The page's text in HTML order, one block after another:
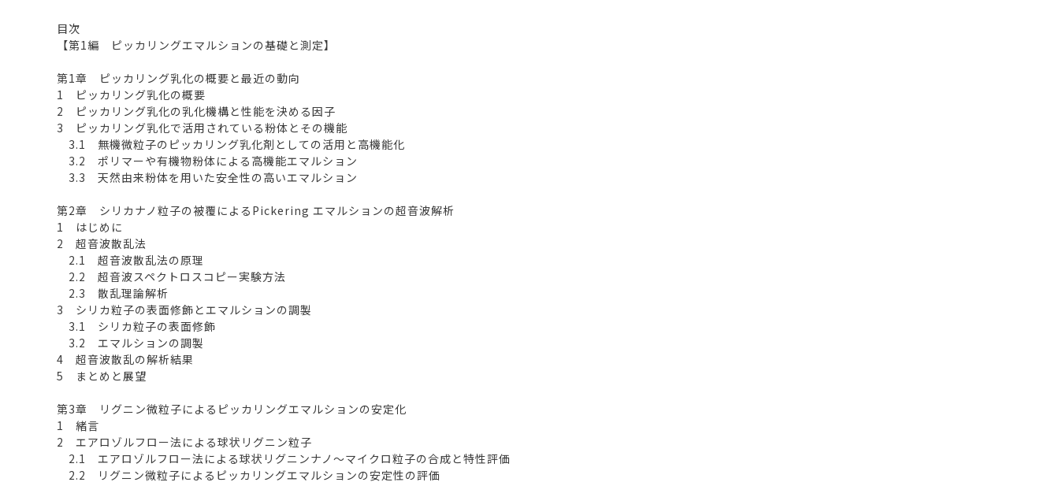
目次
【第1編 ピッカリングエマルションの基礎と測定】
第1章 ピッカリング乳化の概要と最近の動向
1 ピッカリング乳化の概要
2 ピッカリング乳化の乳化機構と性能を決める因子
3 ピッカリング乳化で活用されている粉体とその機能
3.1 無機微粒子のピッカリング乳化剤としての活用と高機能化
3.2 ポリマーや有機物粉体による高機能エマルション
3.3 天然由来粉体を用いた安全性の高いエマルション
第2章 シリカナノ粒子の被覆によるPickering エマルションの超音波解析
1 はじめに
2 超音波散乱法
2.1 超音波散乱法の原理
2.2 超音波スペクトロスコピー実験方法
2.3 散乱理論解析
3 シリカ粒子の表面修飾とエマルションの調製
3.1 シリカ粒子の表面修飾
3.2 エマルションの調製
4 超音波散乱の解析結果
5 まとめと展望
第3章 リグニン微粒子によるピッカリングエマルションの安定化
1 緒言
2 エアロゾルフロー法による球状リグニン粒子
2.1 エアロゾルフロー法による球状リグニンナノ～マイクロ粒子の合成と特性評価
2.2 リグニン微粒子によるピッカリングエマルションの安定性の評価